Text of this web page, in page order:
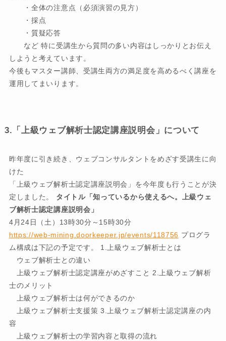
・全体の注意点（必須演習の見方）
・採点
・質疑応答
など 特に受講生から質問の多い内容はしっかりとお伝え
しようと考えています。
今後もマスター講師、受講生両方の満足度を高めるべく講座を
運用してまいります。
3.「上級ウェブ解析士認定講座説明会」について
昨年度に引き続き、ウェブコンサルタントをめざす受講生に向
けた
「上級ウェブ解析士認定講座説明会」を今年度も行うことが決
定しました。 タイトル「知っているから使えるへ。上級ウェ
ブ解析士認定講座説明会」
4月24日（土）13時30分～15時30分
https://web-mining.doorkeeper.jp/events/118756 プログラ
ム構成は下記の予定です。 1.上級ウェブ解析士とは
ウェブ解析士との違い
上級ウェブ解析士認定講座がめざすこと 2.上級ウェブ解析
士のメリット
上級ウェブ解析士は何ができるのか
上級ウェブ解析士支援策 3.上級ウェブ解析士認定講座の内
容
上級ウェブ解析士の学習内容と取得の流れ